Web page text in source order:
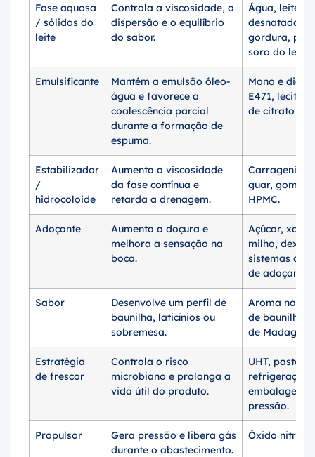
Fase aquosa
/ sólidos do
leite
Controla a viscosidade, a
dispersão e o equilíbrio
do sabor.
Água, leite
desnatado,
gordura,
soro do leite.
Emulsificante
Mantém a emulsão óleo-
água e favorece a
coalescência parcial
durante a formação de
espuma.
Mono e
E471,
de citrato ou
Estabilizador
/
hidrocoloide
Aumenta a viscosidade
da fase contínua e
retarda a drenagem.
Carragenina,
guar, goma
HPMC.
Adoçante
Aumenta a doçura e
melhora a sensação na
boca.
Açúcar,
milho,
sistemas
de adoçantes.
Sabor
Desenvolve um perfil de
baunilha, laticínios ou
sobremesa.
Aroma
de baunilha,
de
Estratégia
de frescor
Controla o risco
microbiano e prolonga a
vida útil do produto.
UHT,
refrigeração,
embalagem
pressão.
Propulsor
Gera pressão e libera gás
durante o abastecimento.
Óxido